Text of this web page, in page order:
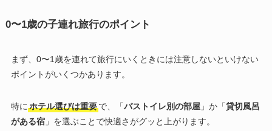
0〜1歳の子連れ旅行のポイント
まず、0〜1歳を連れて旅行にいくときには注意しないといけない
ポイントがいくつかあります。
特に ホテル選びは重要で、「バストイレ別の部屋」か「貸切風呂
がある宿」を選ぶことで快適さがグッと上がります。